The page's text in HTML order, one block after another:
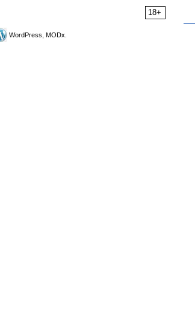
18+
WordPress, MODx.